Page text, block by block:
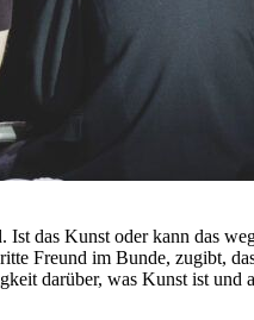
das Kunst oder kann das
Freund im Bunde, zugibt,
darüber, was Kunst ist und
Ammon